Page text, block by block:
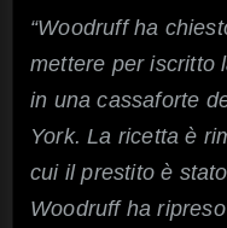
“Woodruff ha
mettere per iscritto
in una cassaforte
York. La ricetta è
cui il prestito è
Woodruff ha